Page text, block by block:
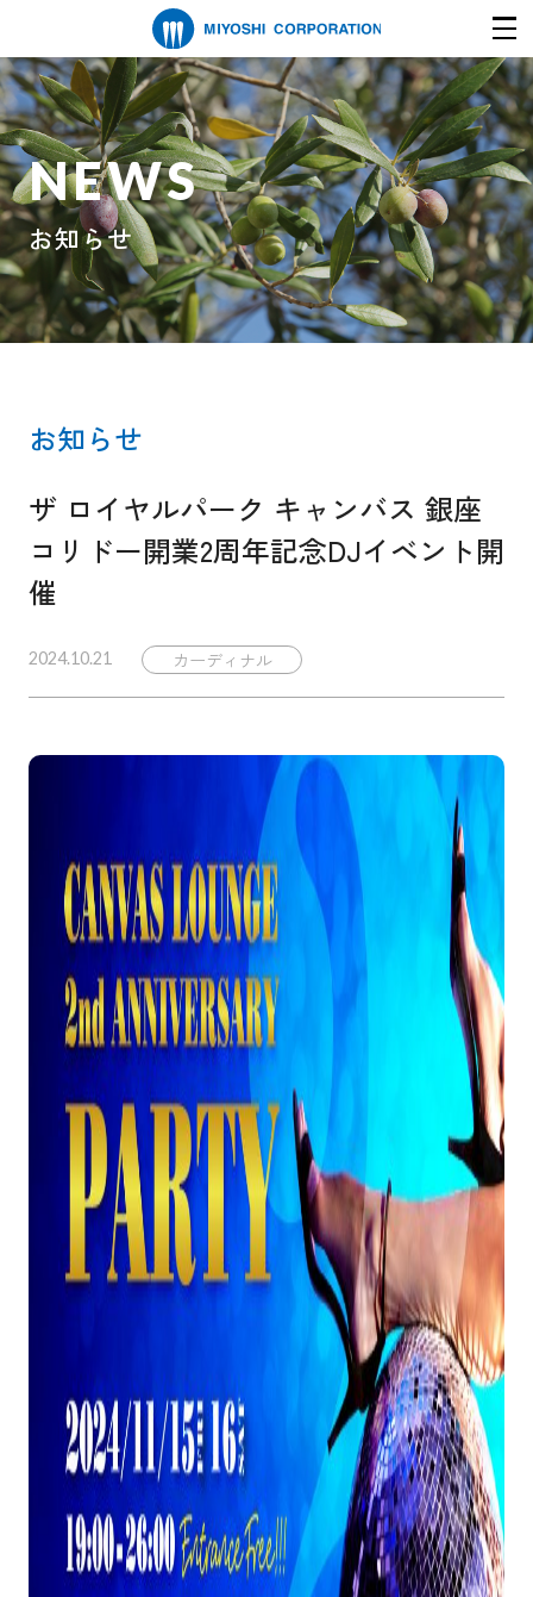
NEWS
お知らせ
お知らせ
ザ ロイヤルパーク キャンバス 銀座
コリドー開業2周年記念DJイベント開
催
2024.10.21 カーディナル